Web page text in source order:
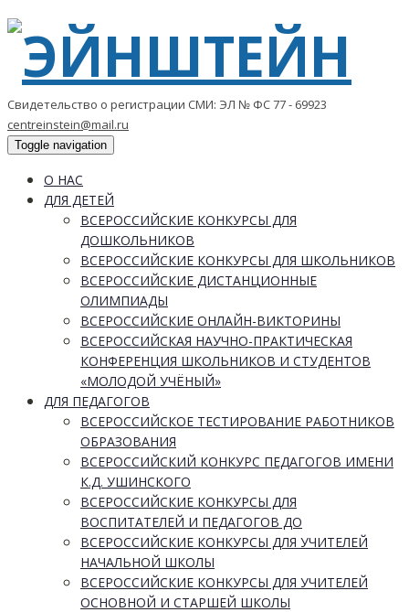
Свидетельство о регистрации СМИ: ЭЛ № ФС 77 - 69923
centreinstein@mail.ru
Toggle navigation
О НАС
ДЛЯ ДЕТЕЙ
ВСЕРОССИЙСКИЕ КОНКУРСЫ ДЛЯ
ДОШКОЛЬНИКОВ
ВСЕРОССИЙСКИЕ КОНКУРСЫ ДЛЯ ШКОЛЬНИКОВ
ВСЕРОССИЙСКИЕ ДИСТАНЦИОННЫЕ
ОЛИМПИАДЫ
ВСЕРОССИЙСКИЕ ОНЛАЙН-ВИКТОРИНЫ
ВСЕРОССИЙСКАЯ НАУЧНО-ПРАКТИЧЕСКАЯ
КОНФЕРЕНЦИЯ ШКОЛЬНИКОВ И СТУДЕНТОВ
«МОЛОДОЙ УЧЁНЫЙ»
ДЛЯ ПЕДАГОГОВ
ВСЕРОССИЙСКОЕ ТЕСТИРОВАНИЕ РАБОТНИКОВ
ОБРАЗОВАНИЯ
ВСЕРОССИЙСКИЙ КОНКУРС ПЕДАГОГОВ ИМЕНИ
К.Д. УШИНСКОГО
ВСЕРОССИЙСКИЕ КОНКУРСЫ ДЛЯ
ВОСПИТАТЕЛЕЙ И ПЕДАГОГОВ ДО
ВСЕРОССИЙСКИЕ КОНКУРСЫ ДЛЯ УЧИТЕЛЕЙ
НАЧАЛЬНОЙ ШКОЛЫ
ВСЕРОССИЙСКИЕ КОНКУРСЫ ДЛЯ УЧИТЕЛЕЙ
ОСНОВНОЙ И СТАРШЕЙ ШКОЛЫ